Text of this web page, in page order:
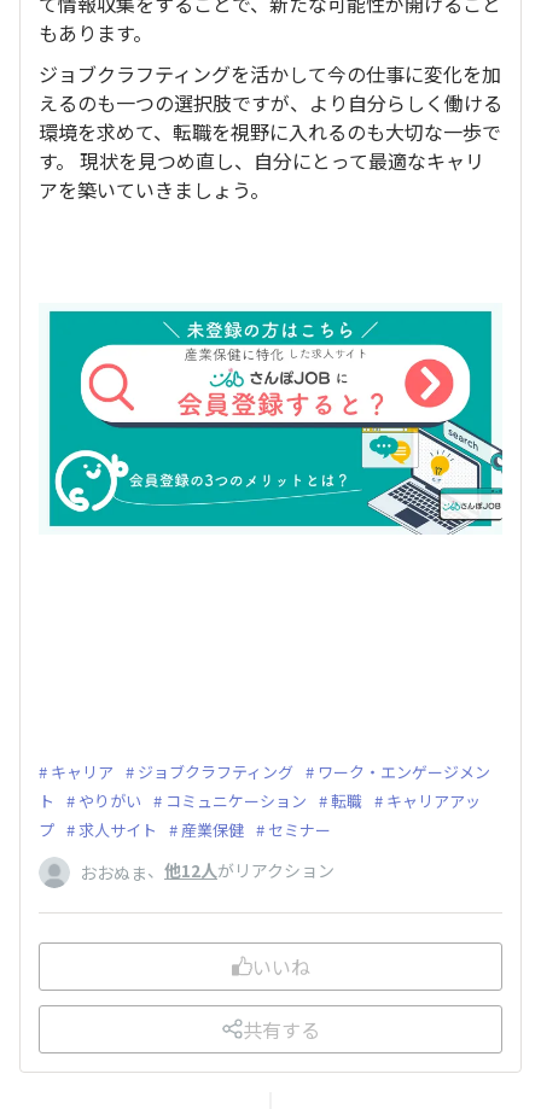
もあります。
ジョブクラフティングを活かして今の仕事に変化を加
えるのも一つの選択肢ですが、より自分らしく働ける
環境を求めて、転職を視野に入れるのも大切な一歩で
す。 現状を見つめ直し、自分にとって最適なキャリ
アを築いていきましょう。
キャリア ジョブクラフティング
ワーク・エンゲージメン
ト
やりがい コミュニケーション 転職
キャリアアッ
プ
求人サイト 産業保健 セミナー
おおぬま、 他12人がリアクション
いいね
共有する